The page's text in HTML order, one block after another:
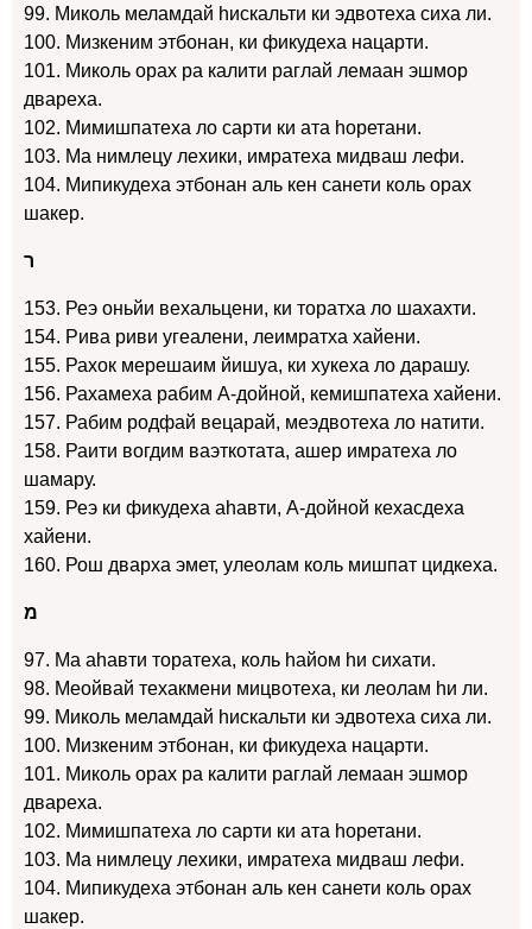
99. Миколь меламдай hискальти ки эдвотеха сиха ли.
100. Мизкеним этбонан, ки фикудеха нацарти.
101. Миколь орах ра калити раглай лемаан эшмор
двареха.
102. Мимишпатеха ло сарти ки ата hоретани.
103. Ма нимлецу лехики, имратеха мидваш лефи.
104. Мипикудеха этбонан аль кен санети коль орах
шакер.
ר
153. Реэ оньйи вехальцени, ки торатха ло шахахти.
154. Рива риви угеалени, леимратха хайени.
155. Рахок мерешаим йишуа, ки хукеха ло дарашу.
156. Рахамеха рабим А-дойной, кемишпатеха хайени.
157. Рабим родфай вецарай, меэдвотеха ло натити.
158. Раити вогдим ваэткотата, ашер имратеха ло
шамару.
159. Реэ ки фикудеха аhавти, А-дойной кехасдеха
хайени.
160. Рош дварха эмет, улеолам коль мишпат цидкеха.
מ
97. Ма аhавти торатеха, коль hайом hи сихати.
98. Меойвай техакмени мицвотеха, ки леолам hи ли.
99. Миколь меламдай hискальти ки эдвотеха сиха ли.
100. Мизкеним этбонан, ки фикудеха нацарти.
101. Миколь орах ра калити раглай лемаан эшмор
двареха.
102. Мимишпатеха ло сарти ки ата hоретани.
103. Ма нимлецу лехики, имратеха мидваш лефи.
104. Мипикудеха этбонан аль кен санети коль орах
шакер.